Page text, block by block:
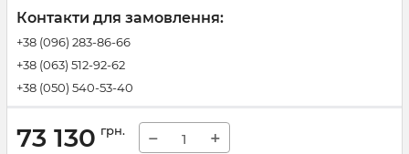
Контакти для замовлення:
+38 (096) 283-86-66
+38 (063) 512-92-62
+38 (050) 540-53-40
73 130 грн. − +